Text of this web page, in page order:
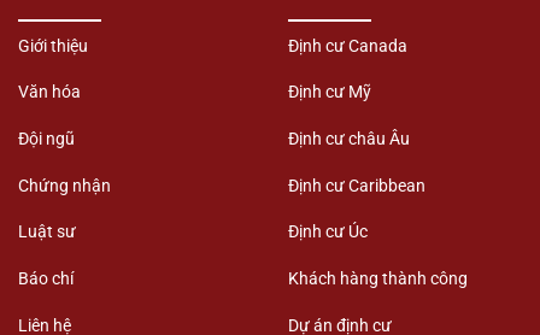
Giới thiệu
Văn hóa
Đội ngũ
Chứng nhận
Luật sư
Báo chí
Liên hệ
Định cư Canada
Định cư Mỹ
Định cư châu Âu
Định cư Caribbean
Định cư Úc
Khách hàng thành công
Dự án định cư